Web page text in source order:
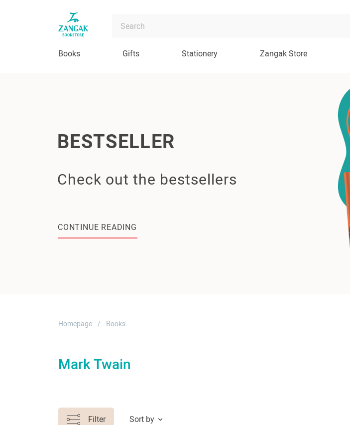
Books Gifts Stationery Zangak Store
BESTSELLER
Check out the bestsellers
CONTINUE READING
Homepage Books
Mark Twain
Filter Sort by